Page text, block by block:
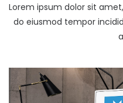
Lorem ipsum dolor sit
do eiusmod tempor